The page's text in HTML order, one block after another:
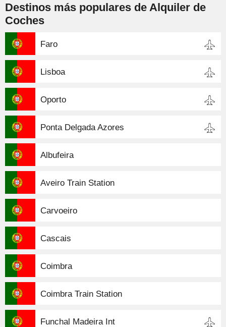
Destinos más populares de Alquiler de
Coches
Faro
Lisboa
Oporto
Ponta Delgada Azores
Albufeira
Aveiro Train Station
Carvoeiro
Cascais
Coimbra
Coimbra Train Station
Funchal Madeira Int